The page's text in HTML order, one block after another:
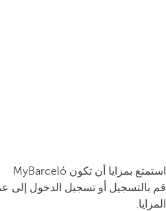
استمتع بمزايا أن تكون MyBarceló
قم بالتسجيل أو تسجيل الدخول إلى
المزايا.